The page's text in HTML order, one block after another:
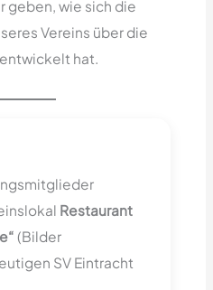
geben, wie sich die
Vereins über die
hat.
Restaurant
(Bilder
SV Eintracht